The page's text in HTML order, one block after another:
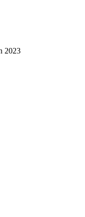
2023